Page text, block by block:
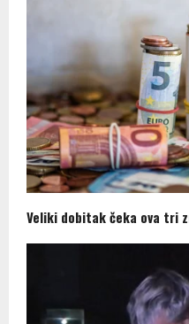
Veliki dobitak čeka ova tri